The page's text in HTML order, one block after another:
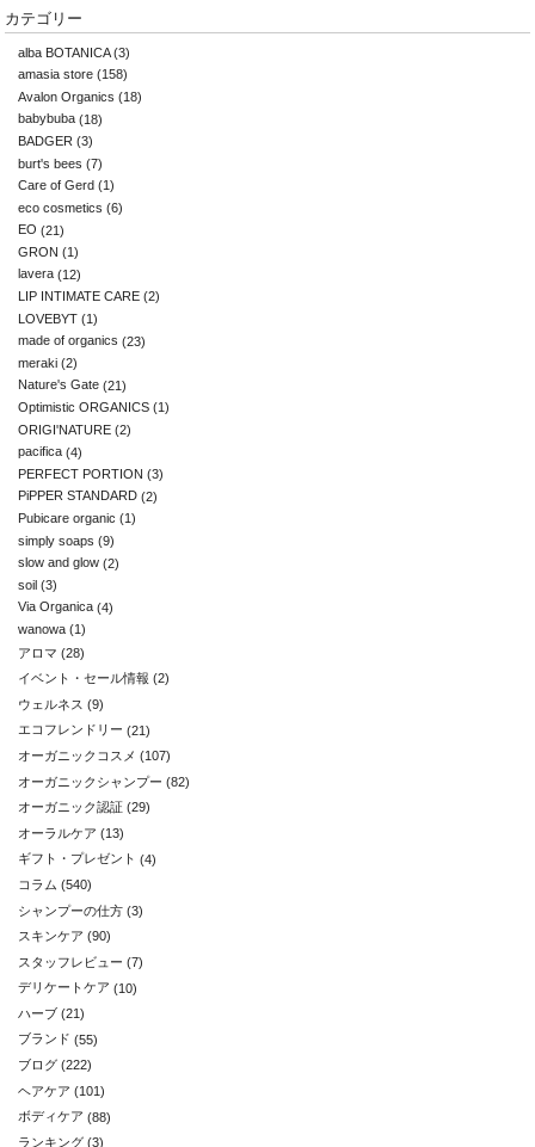
カテゴリー
alba BOTANICA(3)
amasia store (158)
Avalon Organics (18)
babybuba (18)
BADGER (3)
burt's bees (7)
Care of Gerd (1)
eco cosmetics (6)
EO (21)
GRON (1)
lavera (12)
LIP INTIMATE CARE (2)
LOVEBYT (1)
made of organics (23)
meraki (2)
Nature's Gate (21)
Optimistic ORGANICS (1)
ORIGI'NATURE (2)
pacifica (4)
PERFECT PORTION (3)
PiPPER STANDARD (2)
Pubicare organic (1)
simply soaps (9)
slow and glow (2)
soil (3)
Via Organica (4)
wanowa (1)
アロマ (28)
イベント・セール情報 (2)
ウェルネス (9)
エコフレンドリー (21)
オーガニックコスメ (107)
オーガニックシャンプー (82)
オーガニック認証 (29)
オーラルケア (13)
ギフト・プレゼント (4)
コラム (540)
シャンプーの仕方 (3)
スキンケア (90)
スタッフレビュー (7)
デリケートケア (10)
ハーブ (21)
ブランド (55)
ブログ (222)
ヘアケア (101)
ボディケア (88)
ランキング (3)